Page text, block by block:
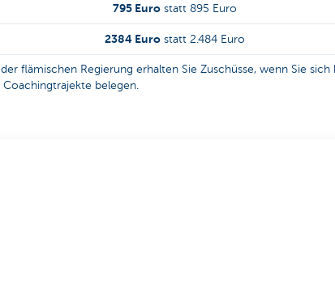
795 Eurostatt 895 Euro
2384 Eurostatt 2.484 Euro
flämischen Regierung erhalten Sie Zuschüsse, wenn Sie
belegen.